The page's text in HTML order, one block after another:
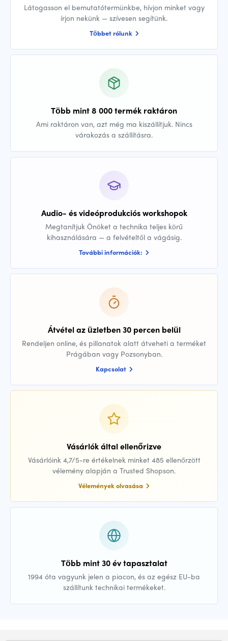
Látogasson el bemutatótermünkbe, hívjon minket vagy
írjon nekünk — szívesen segítünk.
Többet rólunk
Több mint 8 000 termék raktáron
Ami raktáron van, azt még ma kiszállítjuk. Nincs
várakozás a szállításra.
Audio- és videóprodukciós workshopok
Megtanítjuk Önöket a technika teljes körű
kihasználására — a felvételtől a vágásig.
További információk:
Átvétel az üzletben 30 percen belül
Rendeljen online, és pillanatok alatt átveheti a terméket
Prágában vagy Pozsonyban.
Kapcsolat
Vásárlók által ellenőrizve
Vásárlóink 4,7/5-re értékelnek minket 485 ellenőrzött
vélemény alapján a Trusted Shopson.
Vélemények olvasása
Több mint 30 év tapasztalat
1994 óta vagyunk jelen a piacon, és az egész EU-ba
szállítunk technikai termékeket.